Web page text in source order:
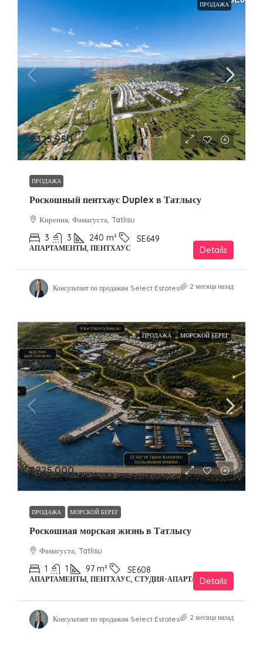
ПРОДАЖА
£325,950
ПРОДАЖА
Роскошный пентхаус Duplex в Татлысу
Кирения, Фамагуста, Tatlisu
3 3 240 m² SE649
АПАРТАМЕНТЫ, ПЕНТХАУС Details
Консультант по продажам Select Estates 2 месяца назад
ПРОДАЖА МОРСКОЙ БЕРЕГ
£225,000
ПРОДАЖА МОРСКОЙ БЕРЕГ
Роскошная морская жизнь в Татлысу
Фамагуста, Tatlisu
1 1 97 m² SE608
АПАРТАМЕНТЫ, ПЕНТХАУС, СТУДИЯ-АПАРТАМЕНТЫ
Details
Консультант по продажам Select Estates 2 месяца назад